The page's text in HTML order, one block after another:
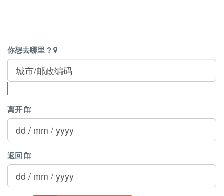
你想去哪里 ?
离开
返回